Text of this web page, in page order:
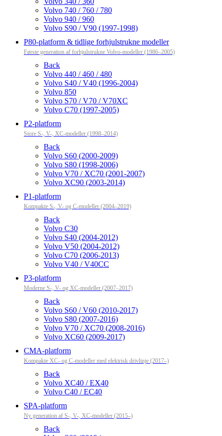
Volvo 740 / 760 / 780
Volvo 940 / 960
Volvo S90 / V90 (1997-1998)
P80-platform & tidlige forhjulstrukne modeller
Første generation af forhjulstrukne Volvo-modeller (1986–2005)
Back
Volvo 440 / 460 / 480
Volvo S40 / V40 (1996-2004)
Volvo 850
Volvo S70 / V70 / V70XC
Volvo C70 (1997-2005)
P2-platform
Store S-, V-, XC-modeller (1998–2014)
Back
Volvo S60 (2000-2009)
Volvo S80 (1998-2006)
Volvo V70 / XC70 (2001-2007)
Volvo XC90 (2003-2014)
P1-platform
Kompakte S-, V- og C-modeller (2004–2019)
Back
Volvo C30
Volvo S40 (2004-2012)
Volvo V50 (2004-2012)
Volvo C70 (2006-2013)
Volvo V40 / V40CC
P3-platform
Moderne S-, V- og XC-modeller (2007–2017)
Back
Volvo S60 / V60 (2010-2017)
Volvo S80 (2007-2016)
Volvo V70 / XC70 (2008-2016)
Volvo XC60 (2009-2017)
CMA-platform
Kompakte XC- og C-modeller med elektrisk drivlinje (2017–)
Back
Volvo XC40 / EX40
Volvo C40 / EC40
SPA-platform
Ny generation af S-, V-, XC-modeller (2015–)
Back